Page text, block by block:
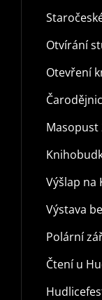
Otvírání
Otevření
Masopust
Výšlap na
Výstava
Polární
Čtení u